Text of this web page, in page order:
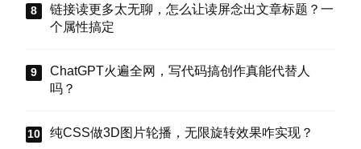
链接读更多太无聊，怎么让读屏念出文章标题？一
个属性搞定
ChatGPT火遍全网，写代码搞创作真能代替人
吗？
纯CSS做3D图片轮播，无限旋转效果咋实现？